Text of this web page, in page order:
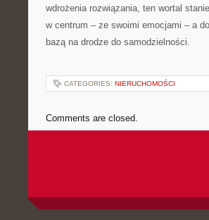
wdrożenia rozwiązania, ten wortal
w centrum – ze swoimi emocjami – a
bazą na drodze do samodzielności.
CATEGORIES: NIERUCHOMOŚCI
Comments are closed.